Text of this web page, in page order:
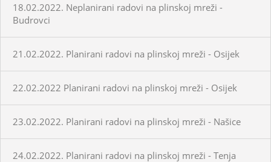
18.02.2022. Neplanirani radovi na plinskoj mreži -
Budrovci
21.02.2022. Planirani radovi na plinskoj mreži - Osijek
22.02.2022 Planirani radovi na plinskoj mreži - Osijek
23.02.2022. Planirani radovi na plinskoj mreži - Našice
24.02.2022. Planirani radovi na plinskoj mreži - Tenja